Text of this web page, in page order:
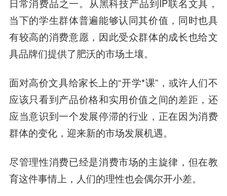
日常消费品之一。从黑科技产品到IP联名文具，
当下的学生群体普遍能够认同其价值，同时也具
有较高的消费意愿，因此受众群体的成长也给文
具品牌们提供了肥沃的市场土壤。
面对高价文具给家长上的“开学*课”，或许人们不
应该只看到产品价格和实用价值之间的差距，还
应当意识到一个发展停滞的行业，正在因为消费
群体的变化，迎来新的市场发展机遇。
尽管理性消费已经是消费市场的主旋律，但在教
育这件事情上，人们的理性也会偶尔开小差。‍‍